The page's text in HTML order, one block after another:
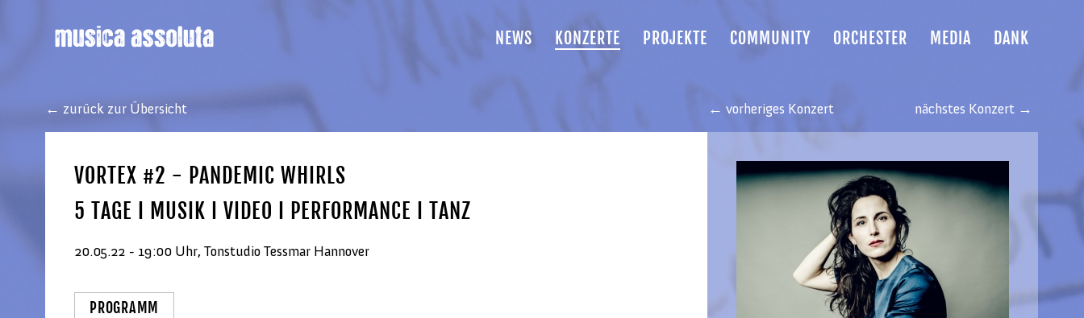
NEWS KONZERTE PROJEKTE COMMUNITY ORCHESTER MEDIA DANK
← zurück zur Übersicht ← vorheriges Konzert nächstes Konzert →
VORTEX #2 - PANDEMIC WHIRLS
5 TAGE I MUSIK I VIDEO I PERFORMANCE I TANZ
20.05.22 - 19:00 Uhr, Tonstudio Tessmar Hannover
PROGRAMM